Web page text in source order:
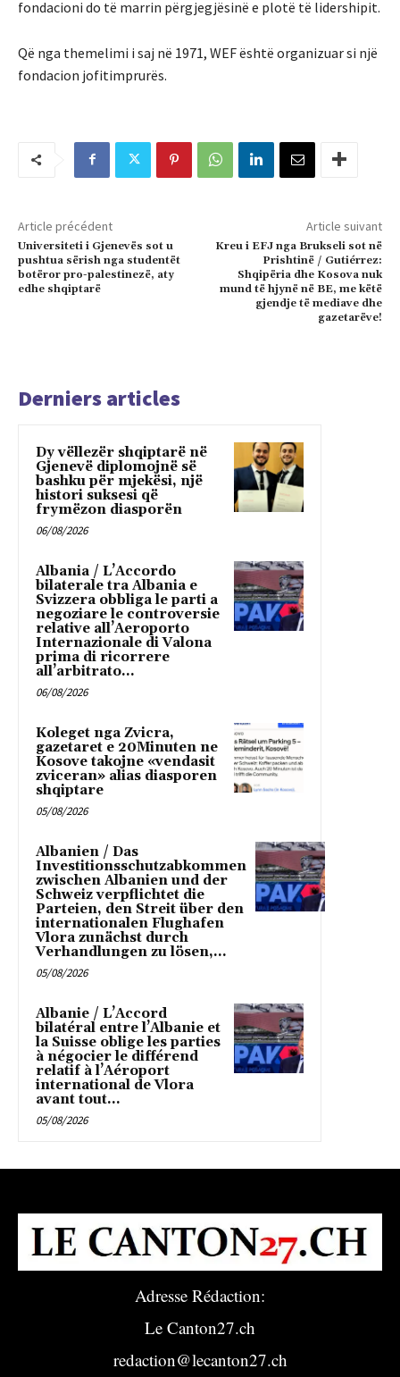
fondacioni do të marrin përgjegjësinë e plotë të lidershipit.
Që nga themelimi i saj në 1971, WEF është organizuar si një
fondacion jofitimprurës.
Article précédent
Universiteti i Gjenevës sot u
pushtua sërish nga studentët
botëror pro-palestinezë, aty
edhe shqiptarë
Article suivant
Kreu i EFJ nga Brukseli sot në
Prishtinë / Gutiérrez:
Shqipëria dhe Kosova nuk
mund të hjynë në BE, me këtë
gjendje të mediave dhe
gazetarëve!
Derniers articles
Dy vëllezër shqiptarë në
Gjenevë diplomojnë së
bashku për mjekësi, një
histori suksesi që
frymëzon diasporën
06/08/2026
Albania / L’Accordo
bilaterale tra Albania e
Svizzera obbliga le parti a
negoziare le controversie
relative all’Aeroporto
Internazionale di Valona
prima di ricorrere
all’arbitrato...
06/08/2026
Koleget nga Zvicra,
gazetaret e 20Minuten ne
Kosove takojne «vendasit
zviceran» alias diasporen
shqiptare
05/08/2026
Albanien / Das
Investitionsschutzabkommen
zwischen Albanien und der
Schweiz verpflichtet die
Parteien, den Streit über den
internationalen Flughafen
Vlora zunächst durch
Verhandlungen zu lösen,...
05/08/2026
Albanie / L’Accord
bilatéral entre l’Albanie et
la Suisse oblige les parties
à négocier le différend
relatif à l’Aéroport
international de Vlora
avant tout...
05/08/2026
Adresse Rédaction:
Le Canton27.ch
redaction@lecanton27.ch